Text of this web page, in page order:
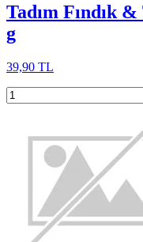
Tadım Fındık
g
39,90 TL